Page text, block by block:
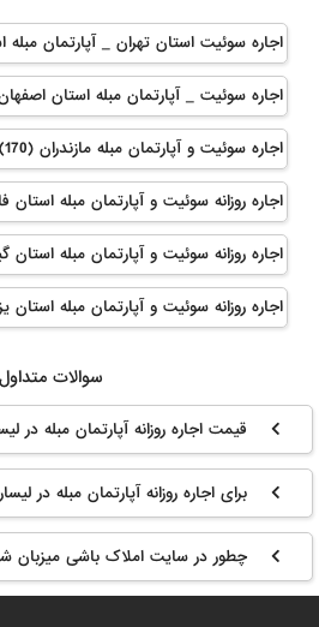
اجاره سوئیت استان تهران _ آپارتمان مبله
اجاره سوئیت _ آپارتمان مبله استان اصفهان
اجاره سوئیت و آپارتمان مبله مازندران (170)
اجاره روزانه سوئیت و آپارتمان مبله استان
اجاره روزانه سوئیت و آپارتمان مبله استان
اجاره روزانه سوئیت و آپارتمان مبله استان
سوالات متداول
قیمت اجاره روزانه آپارتمان مبله در
برای اجاره روزانه آپارتمان مبله در
چطور در سایت املاک باشی میزبان